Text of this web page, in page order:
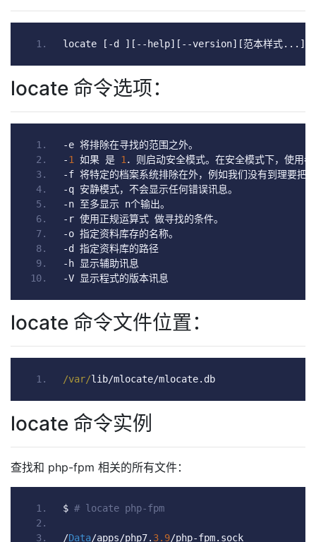
locate [-d ][-- help][--version][范本样式...]
locate 命令选项：
-e 将排除在寻找的范围之外。
-1 如果 是 1 ．则启动安全模式。在安全模式下，使用
-f 将特定的档案系统排除在外，例如我们没有到理要把
-q 安静模式，不会显示任何错误讯息。
-n 至多显示 n个输出。
- r 使用正规运算式 做寻找的条件。
-o 指定资料库存的名称。
-d 指定资料库的路径
- h
显示辅助讯息
-V 显示程式的版本讯息
locate 命令文件位置：
/var/lib/mlocate/mlocate. db
locate 命令实例
查找和 php-fpm 相关的所有文件：
$ # locate php-fpm
/Data/apps/php7. 3.9/php-fpm. sock